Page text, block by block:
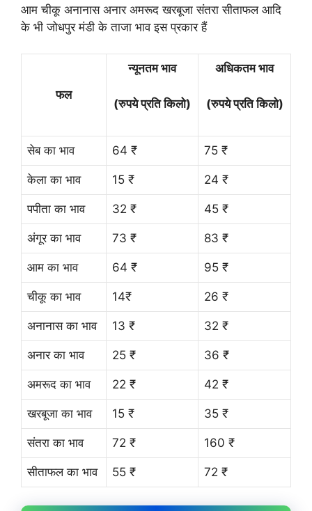
आम चीकू अनानास अनार अमरूद खरबूजा संतरा सीताफल आदि
के भी जोधपुर मंडी के ताजा भाव इस प्रकार हैं
फल
न्यूनतम भाव
(रुपये प्रति किलो)
अधिकतम भाव
(रुपये प्रति किलो)
सेब का भाव 64 ₹ 75 ₹
केला का भाव 15 ₹ 24 ₹
पपीता का भाव 32 ₹ 45 ₹
अंगूर का भाव 73 ₹ 83 ₹
आम का भाव 64 ₹ 95 ₹
चीकू का भाव 14₹ 26 ₹
अनानास का भाव 13 ₹ 32 ₹
अनार का भाव 25 ₹ 36 ₹
अमरूद का भाव 22 ₹ 42 ₹
खरबूजा का भाव 15 ₹ 35 ₹
संतरा का भाव 72 ₹ 160 ₹
सीताफल का भाव 55 ₹ 72 ₹